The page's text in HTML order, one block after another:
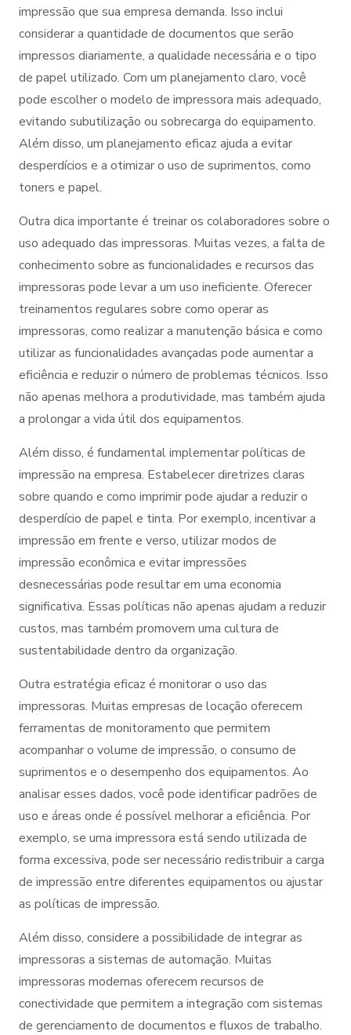
impressão que sua empresa demanda. Isso inclui
considerar a quantidade de documentos que serão
impressos diariamente, a qualidade necessária e o tipo
de papel utilizado. Com um planejamento claro, você
pode escolher o modelo de impressora mais adequado,
evitando subutilização ou sobrecarga do equipamento.
Além disso, um planejamento eficaz ajuda a evitar
desperdícios e a otimizar o uso de suprimentos, como
toners e papel.
Outra dica importante é treinar os colaboradores sobre o
uso adequado das impressoras. Muitas vezes, a falta de
conhecimento sobre as funcionalidades e recursos das
impressoras pode levar a um uso ineficiente. Oferecer
treinamentos regulares sobre como operar as
impressoras, como realizar a manutenção básica e como
utilizar as funcionalidades avançadas pode aumentar a
eficiência e reduzir o número de problemas técnicos. Isso
não apenas melhora a produtividade, mas também ajuda
a prolongar a vida útil dos equipamentos.
Além disso, é fundamental implementar políticas de
impressão na empresa. Estabelecer diretrizes claras
sobre quando e como imprimir pode ajudar a reduzir o
desperdício de papel e tinta. Por exemplo, incentivar a
impressão em frente e verso, utilizar modos de
impressão econômica e evitar impressões
desnecessárias pode resultar em uma economia
significativa. Essas políticas não apenas ajudam a reduzir
custos, mas também promovem uma cultura de
sustentabilidade dentro da organização.
Outra estratégia eficaz é monitorar o uso das
impressoras. Muitas empresas de locação oferecem
ferramentas de monitoramento que permitem
acompanhar o volume de impressão, o consumo de
suprimentos e o desempenho dos equipamentos. Ao
analisar esses dados, você pode identificar padrões de
uso e áreas onde é possível melhorar a eficiência. Por
exemplo, se uma impressora está sendo utilizada de
forma excessiva, pode ser necessário redistribuir a carga
de impressão entre diferentes equipamentos ou ajustar
as políticas de impressão.
Além disso, considere a possibilidade de integrar as
impressoras a sistemas de automação. Muitas
impressoras modernas oferecem recursos de
conectividade que permitem a integração com sistemas
de gerenciamento de documentos e fluxos de trabalho.